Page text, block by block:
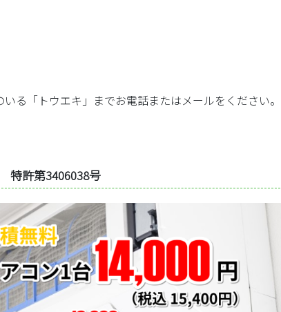
る「トウエキ」までお電話またはメールをください。
許第3406038号